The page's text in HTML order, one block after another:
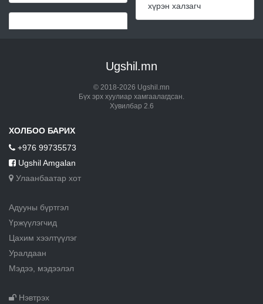
хүрэн халзагч
Ugshil.mn
© 2018-2026 Ugshil.mn
Бүх эрх хуулиар хамгаалагдсан.
Хувилбар 2.6
ХОЛБОО БАРИХ
+976 99735573
Ugshil Amgalan
Улаанбаатар хот
Адууны бүртгэл
Үржүүлэгчид
Цахим хээлтүүлэг
Уралдаан
Мэдээ, мэдээлэл
Нэвтрэх